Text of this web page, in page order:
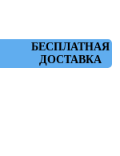
БЕСПЛАТНАЯ
ДОСТАВКА